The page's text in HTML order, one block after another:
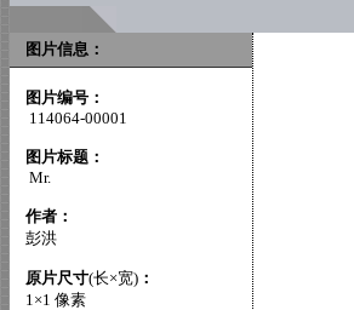
图片信息：
图片编号：
114064-00001
图片标题：
Mr.
作者：
彭洪
原片尺寸(长×宽) ：
1×1 像素